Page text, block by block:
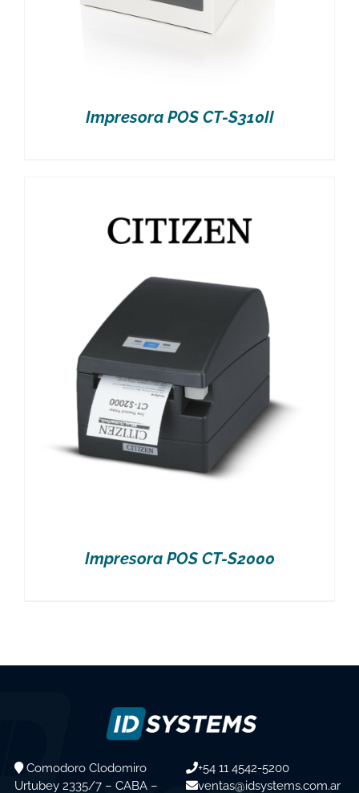
Impresora POS CT-S310II
Impresora POS CT-S2000
Comodoro Clodomiro
Urtubey 2335/7 – CABA –
+54 11 4542-5200
ventas@idsystems.com.ar